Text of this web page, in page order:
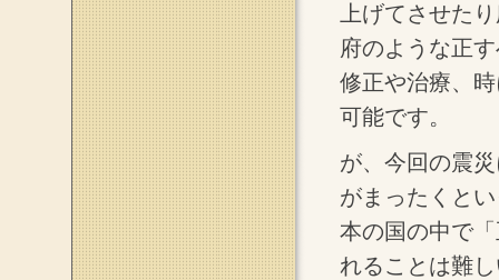
上げてさせた
府のような正
修正や治療、
可能です。
が、今回の震
がまったくと
本の国の中で
れることは難